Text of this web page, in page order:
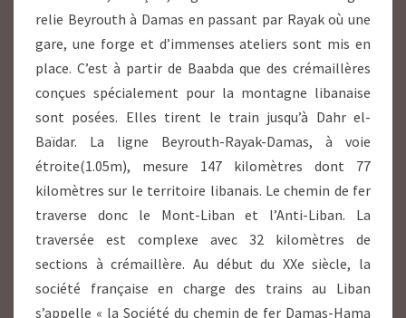
relie Beyrouth à Damas en passant par Rayak où une
gare, une forge et d’immenses ateliers sont mis en
place. C’est à partir de Baabda que des crémaillères
conçues spécialement pour la montagne libanaise
sont posées. Elles tirent le train jusqu’à Dahr el-
Baïdar. La ligne Beyrouth-Rayak-Damas, à voie
étroite(1.05m), mesure 147 kilomètres dont 77
kilomètres sur le territoire libanais. Le chemin de fer
traverse donc le Mont-Liban et l’Anti-Liban. La
traversée est complexe avec 32 kilomètres de
sections à crémaillère. Au début du XXe siècle, la
société française en charge des trains au Liban
s’appelle « la Société du chemin de fer Damas-Hama